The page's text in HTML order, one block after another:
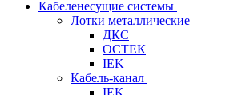
Кабеленесущие системы
Лотки металлические
ДКС
ОСТЕК
IEK
Кабель-канал
IEK